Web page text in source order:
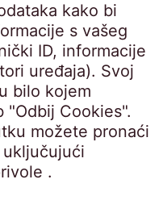
usluge •
• Trgovački sud u
• MBS
Zagreb d.d.,
• Temeljni
u cijelosti •
Bernhard